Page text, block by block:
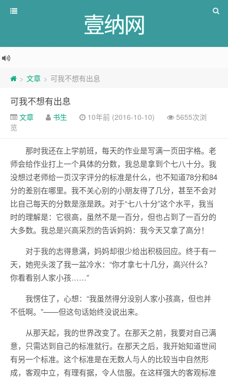
壹纳网
> 文章 > 可我不想有出息
可我不想有出息
文章 书生 10年前 (2016-10-10)
5655次浏
览
那时我还在上学前班，每天的作业是写满一页田字格。老
师会给作业打上一个具体的分数，我总是拿到个七八十分。我
没想过老师给一页汉字评分的标准是什么，也不知道78分和84
分的差别在哪里。我不关心别的小朋友得了几分，甚至不会对
比自己每天的分数是涨是跌。对于“七八十分”这个水平，我当
时的理解是：它很高，虽然不是一百分，但也占到了一百分的
大多数。我总是兴高采烈的告诉妈妈：我今天又拿了高分！
对于我的志得意满，妈妈却很少给出积极回应。终于有一
天，她兜头泼了我一盆冷水：“你才拿七十几分，高兴什么？
你看看别人家小孩……”
我愣住了，心想：“我虽然得分没别人家小孩高，但也并
不低啊。”——但这句话始终没说出来。
从那天起，我的世界改变了。在那天之前，我要对自己满
意，只需达到自己的标准就行。在那天之后，我开始知道世间
有另一个标准。这个标准是在无数人与人的比较当中自然形
成，客观中立，有理有据，令人信服。在这样强大的客观标准